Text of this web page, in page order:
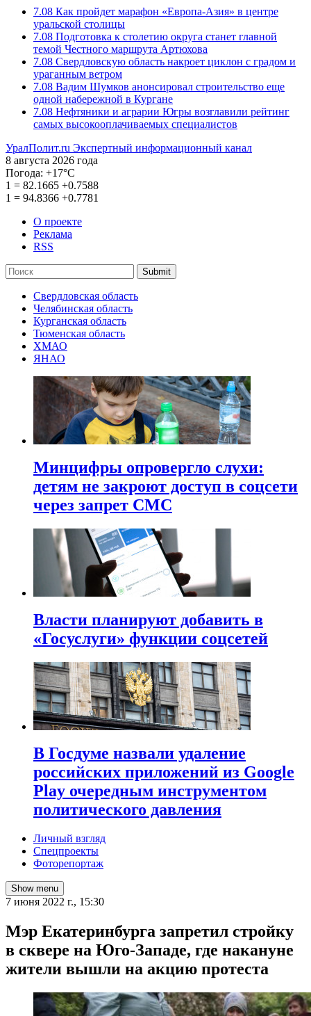
7.08 Как пройдет марафон «Европа-Азия» в центре
уральской столицы
7.08 Подготовка к столетию округа станет главной
темой Честного маршрута Артюхова
7.08 Свердловскую область накроет циклон с градом и
ураганным ветром
7.08 Вадим Шумков анонсировал строительство еще
одной набережной в Кургане
7.08 Нефтяники и аграрии Югры возглавили рейтинг
самых высокооплачиваемых специалистов
УралПолит.ru Экспертный информационный канал
8 августа 2026 года
Погода: +17°С
1 = 82.1665 +0.7588
1 = 94.8366 +0.7781
О проекте
Реклама
RSS
Submit
Свердловская область
Челябинская область
Курганская область
Тюменская область
ХМАО
ЯНАО
Минцифры опровергло слухи:
детям не закроют доступ в соцсети
через запрет СМС
Власти планируют добавить в
«Госуслуги» функции соцсетей
В Госдуме назвали удаление
российских приложений из Google
Play очередным инструментом
политического давления
Личный взгляд
Спецпроекты
Фоторепортаж
Show menu
7 июня 2022 г., 15:30
Мэр Екатеринбурга запретил стройку
в сквере на Юго-Западе, где накануне
жители вышли на акцию протеста